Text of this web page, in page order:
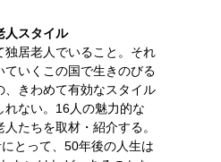
人スタイル
独居老人でいること。それ
ていくこの国で生きのびる
、きわめて有効なスタイル
れない。16人の魅力的な
人たちを取材・紹介する。
とって、50年後の人生は